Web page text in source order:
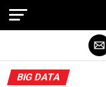
BIG DATA